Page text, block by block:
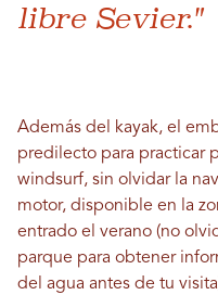
libre Sevier."
Además del kayak, el
predilecto para practicar
windsurf, sin olvidar la
motor, disponible en la
entrado el verano (no
parque para obtener
del agua antes de tu